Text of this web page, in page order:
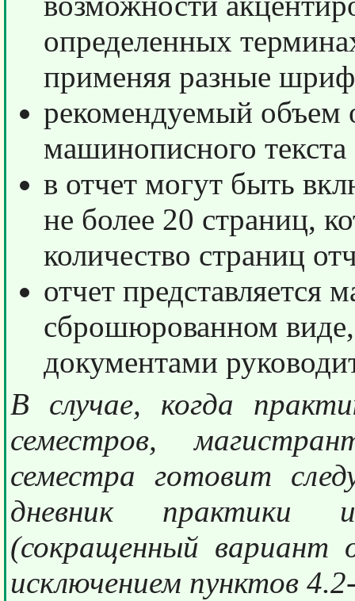
определенных
применяя разные
рекомендуемый объем
машинописного
в отчет могут быть
не более 20 страниц,
количество страниц
отчет представляется
сброшюрованном
документами
В случае, когда
семестров,
семестра готовит
дневник практики
(сокращенный вариант
исключением пунктов